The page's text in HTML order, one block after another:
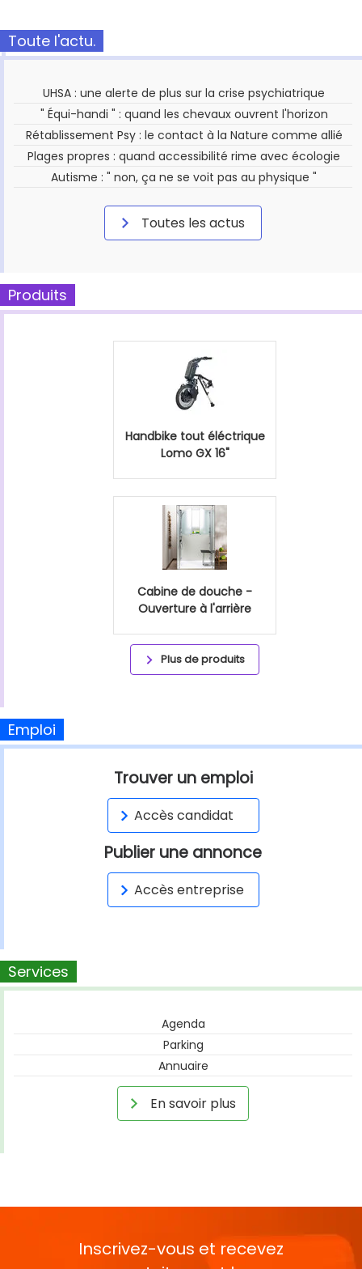
Toute l'actu.
UHSA : une alerte de plus sur la crise psychiatrique
" Équi-handi " : quand les chevaux ouvrent l'horizon
Rétablissement Psy : le contact à la Nature comme allié
Plages propres : quand accessibilité rime avec écologie
Autisme : " non, ça ne se voit pas au physique "
Toutes les actus
Produits
Handbike tout éléctrique
Lomo GX 16"
Cabine de douche -
Ouverture à l'arrière
Plus de produits
Emploi
Trouver un emploi
Accès candidat
Publier une annonce
Accès entreprise
Services
Agenda
Parking
Annuaire
En savoir plus
Inscrivez-vous et recevez